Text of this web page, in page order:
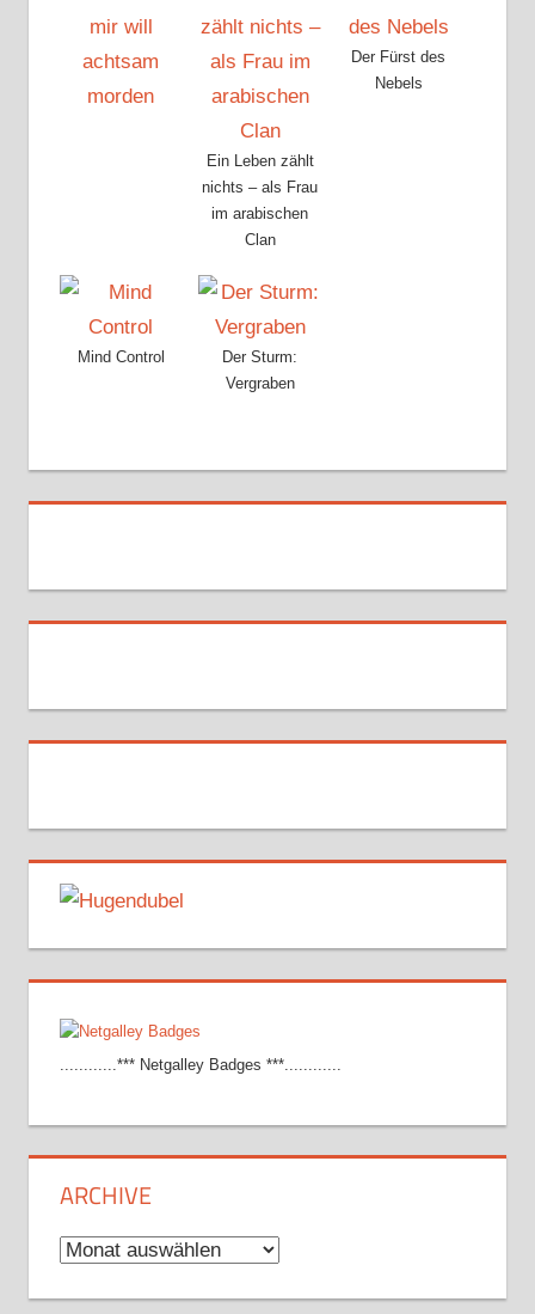
Ein Leben zählt
nichts – als Frau
im arabischen
Clan
Der Fürst des
Nebels
Mind Control
Der Sturm:
Vergraben
............*** Netgalley Badges ***............
ARCHIVE
Archive